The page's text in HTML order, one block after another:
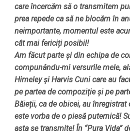
care încercăm să o transmitem
prea repede ca să ne blocăm în
neimportante, momentul este
cât mai fericiți posibil!
Am făcut parte și din echipa de
compunându-mi versurile mele,
Himeley și Harvis Cuni care au
pe partea de compoziție și pe
Băieții, ca de obicei, au
este vorba de o piesă puternică!
asta se transmite! În “Pura Vida”